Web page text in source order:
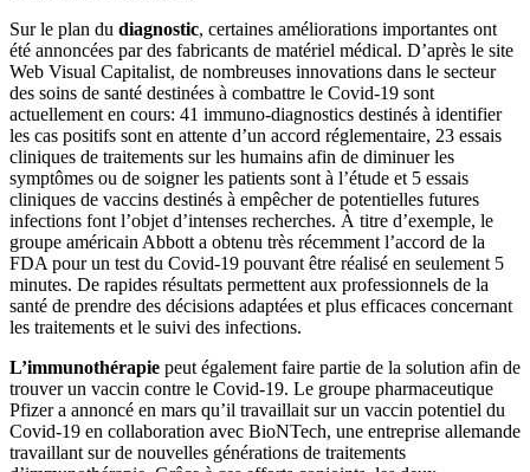
Sur le plan du diagnostic, certaines améliorations importantes ont
été annoncées par des fabricants de matériel médical. D’après le site
Web Visual Capitalist, de nombreuses innovations dans le secteur
des soins de santé destinées à combattre le Covid-19 sont
actuellement en cours: 41 immuno-diagnostics destinés à identifier
les cas positifs sont en attente d’un accord réglementaire, 23 essais
cliniques de traitements sur les humains afin de diminuer les
symptômes ou de soigner les patients sont à l’étude et 5 essais
cliniques de vaccins destinés à empêcher de potentielles futures
infections font l’objet d’intenses recherches. À titre d’exemple, le
groupe américain Abbott a obtenu très récemment l’accord de la
FDA pour un test du Covid-19 pouvant être réalisé en seulement 5
minutes. De rapides résultats permettent aux professionnels de la
santé de prendre des décisions adaptées et plus efficaces concernant
les traitements et le suivi des infections.
L’immunothérapie peut également faire partie de la solution afin de
trouver un vaccin contre le Covid-19. Le groupe pharmaceutique
Pfizer a annoncé en mars qu’il travaillait sur un vaccin potentiel du
Covid-19 en collaboration avec BioNTech, une entreprise allemande
travaillant sur de nouvelles générations de traitements